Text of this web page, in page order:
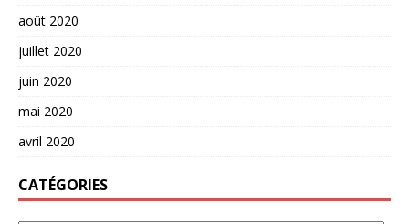
août 2020
juillet 2020
juin 2020
mai 2020
avril 2020
CATÉGORIES